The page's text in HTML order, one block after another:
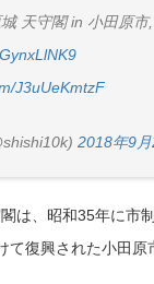
城 天守閣 in 小田原市
J3uUeKmtzF
2018年9
は、昭和35年に市
て復興された小田原